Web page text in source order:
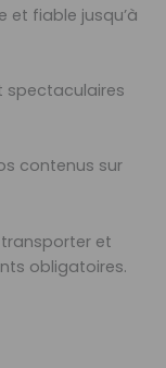
et fiable jusqu’à
spectaculaires
contenus sur
et
obligatoires.